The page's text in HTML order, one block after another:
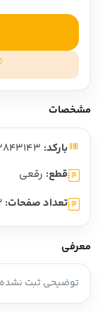
مشخصات
بارکد:
قطع: رقعی
تعداد صفحات:
معرفی
توضیحی ثبت